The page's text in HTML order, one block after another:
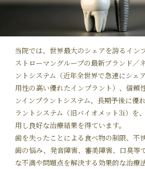
当院では、世界最大のシェアを誇るイン
ストローマングループの最新ブランド／
ントシステム（近年全世界で急速にシェ
用性の高い優れたインプラント）、信頼
ンインプラントシステム、長期予後に優
ラントシステム（旧バイオメット3i）を
用し良好な治療結果を得ています。
歯を失ったことによる食べ物の制限、不
歯の悩み、発音障害、審美障害、口臭等
な不満や問題点を解決する効果的な治療